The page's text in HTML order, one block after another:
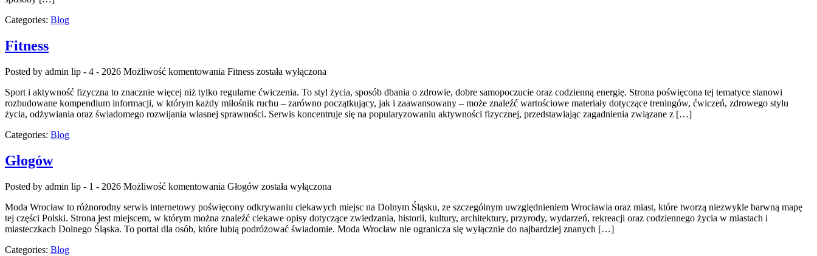
Categories: Blog
Fitness
Posted by admin lip - 4 - 2026 Możliwość komentowania Fitness została wyłączona
Sport i aktywność fizyczna to znacznie więcej niż tylko regularne ćwiczenia. To styl życia, sposób dbania o zdrowie, dobre samopoczucie oraz codzienną energię. Strona poświęcona tej tematyce stanowi
rozbudowane kompendium informacji, w którym każdy miłośnik ruchu – zarówno początkujący, jak i zaawansowany – może znaleźć wartościowe materiały dotyczące treningów, ćwiczeń, zdrowego stylu
życia, odżywiania oraz świadomego rozwijania własnej sprawności. Serwis koncentruje się na popularyzowaniu aktywności fizycznej, przedstawiając zagadnienia związane z […]
Categories: Blog
Głogów
Posted by admin lip - 1 - 2026 Możliwość komentowania Głogów została wyłączona
Moda Wrocław to różnorodny serwis internetowy poświęcony odkrywaniu ciekawych miejsc na Dolnym Śląsku, ze szczególnym uwzględnieniem Wrocławia oraz miast, które tworzą niezwykle barwną mapę
tej części Polski. Strona jest miejscem, w którym można znaleźć ciekawe opisy dotyczące zwiedzania, historii, kultury, architektury, przyrody, wydarzeń, rekreacji oraz codziennego życia w miastach i
miasteczkach Dolnego Śląska. To portal dla osób, które lubią podróżować świadomie. Moda Wrocław nie ogranicza się wyłącznie do najbardziej znanych […]
Categories: Blog